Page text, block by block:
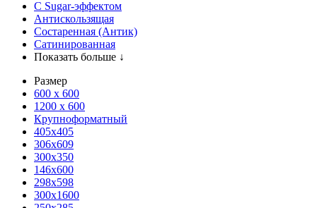
С Sugar-эффектом
Антискользящая
Состаренная (Антик)
Сатинированная
Показать больше ↓
Размер
600 х 600
1200 х 600
Крупноформатный
405x405
306x609
300x350
146x600
298x598
300x1600